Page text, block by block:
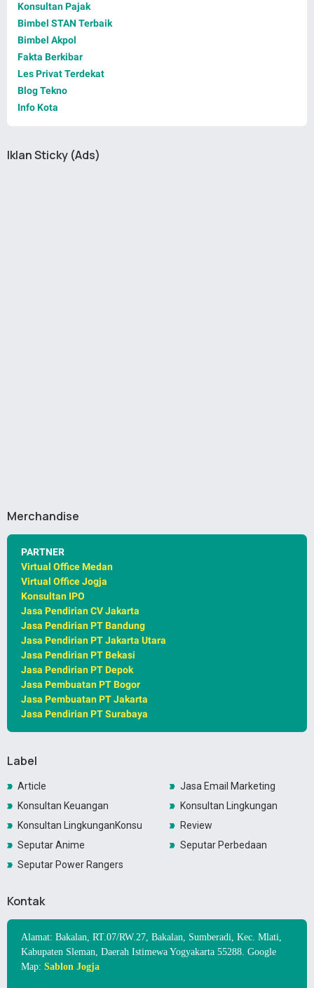
Konsultan Pajak
Bimbel STAN Terbaik
Bimbel Akpol
Fakta Berkibar
Les Privat Terdekat
Blog Tekno
Info Kota
Iklan Sticky (Ads)
Merchandise
PARTNER
Virtual Office Medan
Virtual Office Jogja
Konsultan IPO
Jasa Pendirian CV Jakarta
Jasa Pendirian PT Bandung
Jasa Pendirian PT Jakarta Utara
Jasa Pendirian PT Bekasi
Jasa Pendirian PT Depok
Jasa Pembuatan PT Bogor
Jasa Pembuatan PT Jakarta
Jasa Pendirian PT Surabaya
Label
Article
Jasa Email Marketing
Konsultan Keuangan
Konsultan Lingkungan
Konsultan LingkunganKonsultan Lingkungan
Review
Seputar Anime
Seputar Perbedaan
Seputar Power Rangers
Kontak
Alamat: Bakalan, RT.07/RW.27, Bakalan, Sumberadi, Kec. Mlati,
Kabupaten Sleman, Daerah Istimewa Yogyakarta 55288. Google
Map: Sablon Jogja